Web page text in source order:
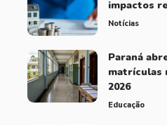
impactos
Notícias
Paraná
matrículas
2026
Educação